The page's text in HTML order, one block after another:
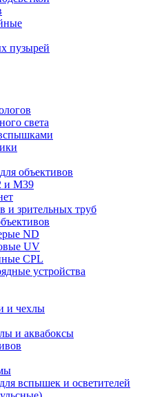
пузырей
света
объективов
и М39
и зрительных труб
ND
UV
CPL
устройства
и чехлы
и аквабоксы
вспышек и осветителей